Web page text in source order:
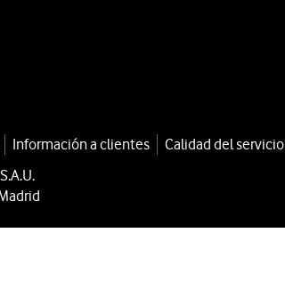
Información a clientes Calidad del servicio